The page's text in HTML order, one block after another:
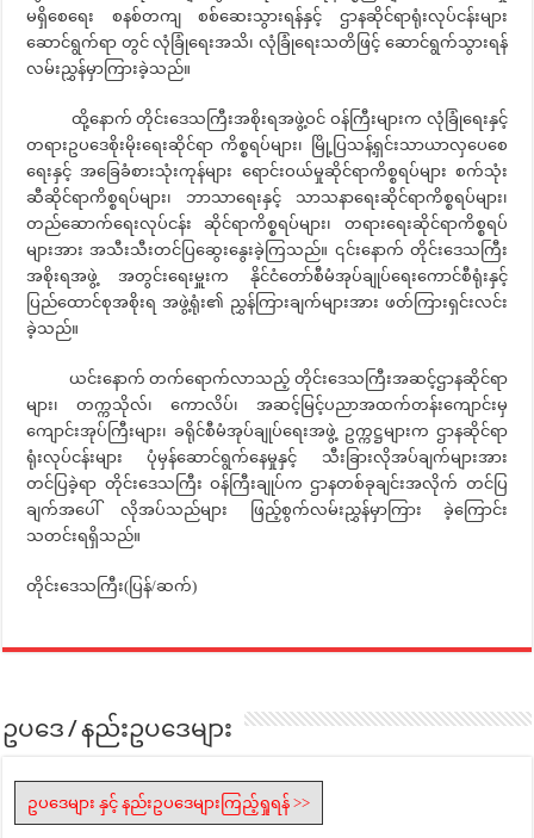
မရှိစေရေး စနစ်တကျ စစ်ဆေးသွားရန်နှင့် ဌာနဆိုင်ရာရုံးလုပ်ငန်းများ
ဆောင်ရွက်ရာ တွင် လုံခြုံရေးအသိ၊ လုံခြုံရေးသတိဖြင့် ဆောင်ရွက်သွားရန်
လမ်းညွှန်မှာကြားခဲ့သည်။
ထို့နောက် တိုင်းဒေသကြီးအစိုးရအဖွဲ့ဝင် ဝန်ကြီးများက လုံခြုံရေးနှင့်
တရားဥပဒေစိုးမိုးရေးဆိုင်ရာ ကိစ္စရပ်များ၊ မြို့ပြသန့်ရှင်းသာယာလှပေစေ
ရေးနှင့် အခြေခံစားသုံးကုန်များ ရောင်းဝယ်မှုဆိုင်ရာကိစ္စရပ်များ စက်သုံး
ဆီဆိုင်ရာကိစ္စရပ်များ၊ ဘာသာရေးနှင့် သာသနာရေးဆိုင်ရာကိစ္စရပ်များ၊
တည်ဆောက်ရေးလုပ်ငန်း ဆိုင်ရာကိစ္စရပ်များ၊ တရားရေးဆိုင်ရာကိစ္စရပ်
များအား အသီးသီးတင်ပြဆွေးနွေးခဲ့ကြသည်။ ၎င်းနောက် တိုင်းဒေသကြီး
အစိုးရအဖွဲ့ အတွင်းရေးမှူးက နိုင်ငံတော်စီမံအုပ်ချုပ်ရေးကောင်စီရုံးနှင့်
ပြည်ထောင်စုအစိုးရ အဖွဲ့ရုံး၏ ညွှန်ကြားချက်များအား ဖတ်ကြားရှင်းလင်း
ခဲ့သည်။
ယင်းနောက် တက်ရောက်လာသည့် တိုင်းဒေသကြီးအဆင့်ဌာနဆိုင်ရာ
များ၊ တက္ကသိုလ်၊ ကောလိပ်၊ အဆင့်မြင့်ပညာအထက်တန်းကျောင်းမှ
ကျောင်းအုပ်ကြီးများ၊ ခရိုင်စီမံအုပ်ချုပ်ရေးအဖွဲ့ ဥက္ကဋ္ဌများက ဌာနဆိုင်ရာ
ရုံးလုပ်ငန်းများ ပုံမှန်ဆောင်ရွက်နေမှုနှင့် သီးခြားလိုအပ်ချက်များအား
တင်ပြခဲ့ရာ တိုင်းဒေသကြီး ဝန်ကြီးချုပ်က ဌာနတစ်ခုချင်းအလိုက် တင်ပြ
ချက်အပေါ် လိုအပ်သည်များ ဖြည့်စွက်လမ်းညွှန်မှာကြား ခဲ့ကြောင်း
သတင်းရရှိသည်။
တိုင်းဒေသကြီး(ပြန်/ဆက်)
ဥပဒေ / နည်းဥပဒေများ
ဥပဒေများ နှင့် နည်းဥပဒေများကြည့်ရှုရန် >>